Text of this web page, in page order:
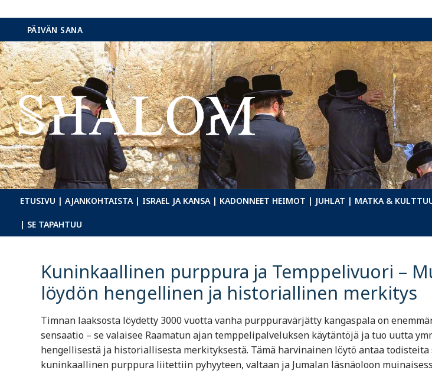
Hyppää
sisältöön
PÄIVÄN SANA
ETUSIVU | AJANKOHTAISTA | ISRAEL JA KANSA | KADONNEET HEIMOT | JUHLAT | MATKA &
| SE TAPAHTUU
Kuninkaallinen purppura ja Temppelivuori –
löydön hengellinen ja historiallinen merkitys
Timnan laaksosta löydetty 3000 vuotta vanha purppuravärjätty kangaspala on
sensaatio – se valaisee Raamatun ajan temppelipalveluksen käytäntöjä ja tuo uutta
hengellisestä ja historiallisesta merkityksestä. Tämä harvinainen löytö antaa
kuninkaallinen purppura liitettiin pyhyyteen, valtaan ja Jumalan läsnäoloon